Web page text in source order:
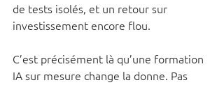
de tests isolés, et un retour sur
investissement encore flou.
C’est précisément là qu’une formation
IA sur mesure change la donne. Pas